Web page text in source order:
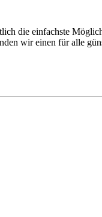
die einfachste
wir einen für alle